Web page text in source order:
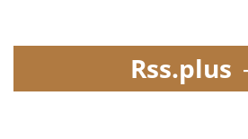
Rss.plus